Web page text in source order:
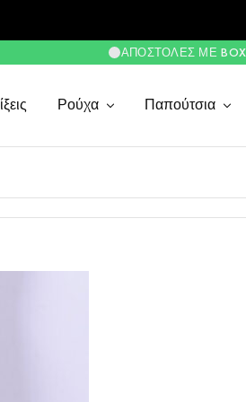
ΑΠΟΣΤΟΛΈΣ ΜΕ
Ρούχα Παπούτσια